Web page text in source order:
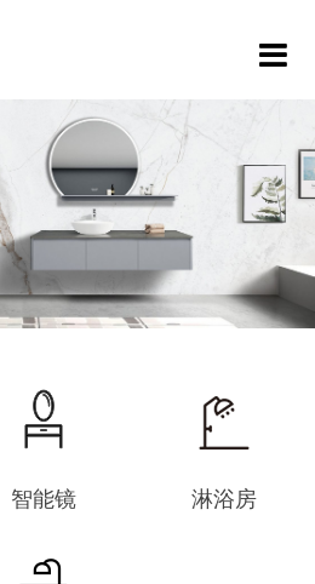
智能镜 淋浴房